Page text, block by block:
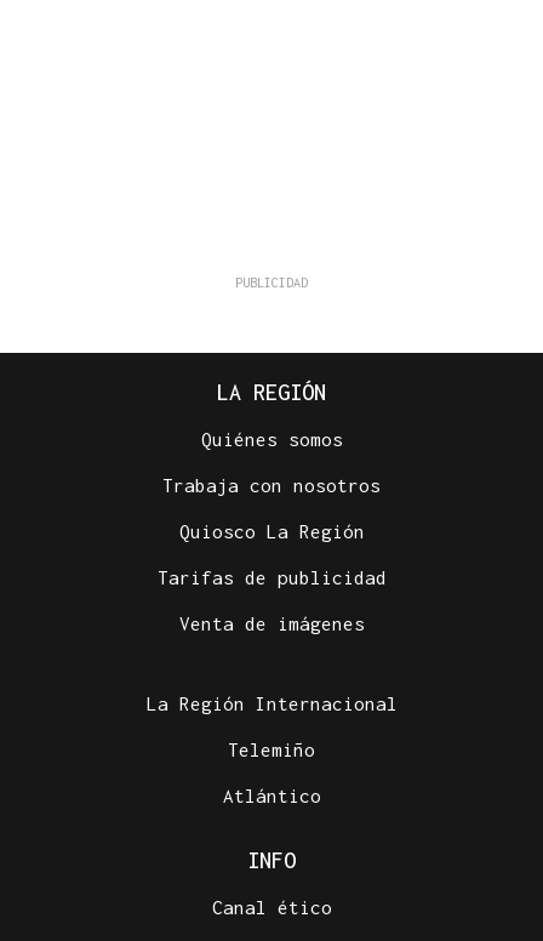
LA REGIÓN
Quiénes somos
Trabaja con nosotros
Quiosco La Región
Tarifas de publicidad
Venta de imágenes
La Región Internacional
Telemiño
Atlántico
INFO
Canal ético